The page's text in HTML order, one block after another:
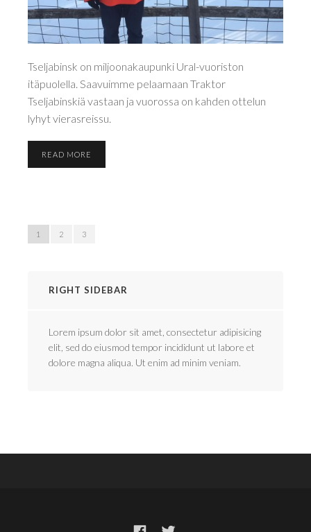
Tseljabinsk on miljoonakaupunki Ural-vuoriston
itäpuolella. Saavuimme pelaamaan Traktor
Tseljabinskiä vastaan ja vuorossa on kahden ottelun
lyhyt vierasreissu.
READ MORE
1 2 3
RIGHT SIDEBAR
Lorem ipsum dolor sit amet, consectetur adipisicing
elit, sed do eiusmod tempor incididunt ut labore et
dolore magna aliqua. Ut enim ad minim veniam.